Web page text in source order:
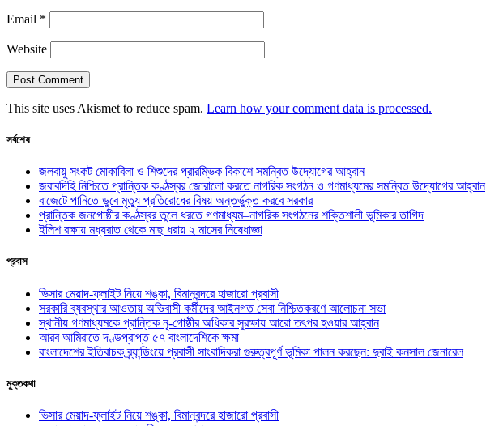
Email *
Website
This site uses Akismet to reduce spam. Learn how your comment data is processed.
সর্বশেষ
জলবায়ু সংকট মোকাবিলা ও শিশুদের প্রারম্ভিক বিকাশে সমন্বিত উদ্যোগের আহ্বান
জবাবদিহি নিশ্চিতে প্রান্তিক কণ্ঠস্বর জোরালো করতে নাগরিক সংগঠন ও গণমাধ্যমের সমন্বিত উদ্যোগের আহ্বান
বাজেটে পানিতে ডুবে মৃত্যু প্রতিরোধের বিষয় অন্তর্ভুক্ত করবে সরকার
প্রান্তিক জনগোষ্ঠীর কণ্ঠস্বর তুলে ধরতে গণমাধ্যম–নাগরিক সংগঠনের শক্তিশালী ভূমিকার তাগিদ
ইলিশ রক্ষায় মধ্যরাত থেকে মাছ ধরায় ২ মাসের নিষেধাজ্ঞা
প্রবাস
ভিসার মেয়াদ-ফ্লাইট নিয়ে শঙ্কা, বিমানবন্দরে হাজারো প্রবাসী
সরকারি ব্যবস্থার আওতায় অভিবাসী কর্মীদের আইনগত সেবা নিশ্চিতকরণে আলোচনা সভা
স্থানীয় গণমাধ্যমকে প্রান্তিক নৃ-গোষ্ঠীর অধিকার সুরক্ষায় আরো তৎপর হওয়ার আহ্বান
আরব আমিরাতে দণ্ডপ্রাপ্ত ৫৭ বাংলাদেশিকে ক্ষমা
বাংলাদেশের ইতিবাচক ব্র্যান্ডিংয়ে প্রবাসী সাংবাদিকরা গুরুত্বপূর্ণ ভূমিকা পালন করছেন: দুবাই কনসাল জেনারেল
মুক্তকথা
ভিসার মেয়াদ-ফ্লাইট নিয়ে শঙ্কা, বিমানবন্দরে হাজারো প্রবাসী